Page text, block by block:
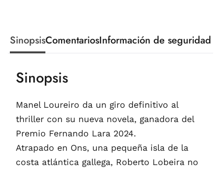
SinopsisComentariosInformación de seguridad
Sinopsis
Manel Loureiro da un giro definitivo al
thriller con su nueva novela, ganadora del
Premio Fernando Lara 2024.
Atrapado en Ons, una pequeña isla de la
costa atlántica gallega, Roberto Lobeira no